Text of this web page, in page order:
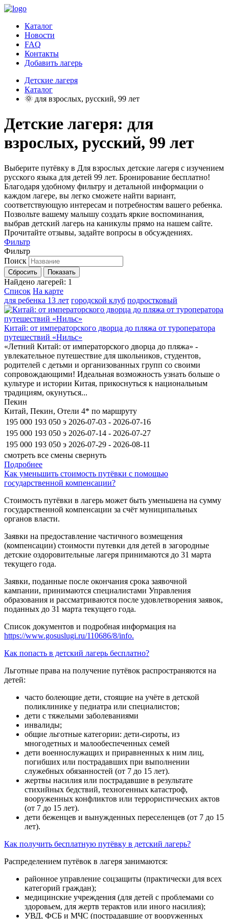
Каталог
Новости
FAQ
Контакты
Добавить лагерь
Детские лагеря
Каталог
🌞 для взрослых, русский, 99 лет
Детские лагеря: для
взрослых, русский, 99 лет
Выберите путёвку в Для взрослых детские лагеря с изучением
русского языка для детей 99 лет. Бронирование бесплатно!
Благодаря удобному фильтру и детальной информации о
каждом лагере, вы легко сможете найти вариант,
соответствующую интересам и потребностям вашего ребенка.
Позвольте вашему малышу создать яркие воспоминания,
выбрав детский лагерь на каникулы прямо на нашем сайте.
Прочитайте отзывы, задайте вопросы в обсуждениях.
Фильтр
Фильтр
Поиск
Сбросить Показать
Найдено лагерей: 1
Список На карте
для ребенка 13 лет городской клуб подростковый
Китай: от императорского дворца до пляжа от туроператора
путешествий «Нильс»
«Летний Китай: от императорского дворца до пляжа» -
увлекательное путешествие для школьников, студентов,
родителей с детьми и организованных групп со своими
сопровождающими! Идеальная возможность узнать больше о
культуре и истории Китая, прикоснуться к национальным
традициям, окунуться...
Пекин
Китай, Пекин, Отели 4* по маршруту
195 000 193 050 э 2026-07-03 - 2026-07-16
195 000 193 050 э 2026-07-14 - 2026-07-27
195 000 193 050 э 2026-07-29 - 2026-08-11
смотреть все смены свернуть
Подробнее
Как уменьшить стоимость путёвки с помощью
государственной компенсации?
Стоимость путёвки в лагерь может быть уменьшена на сумму
государственной компенсации за счёт муниципальных
органов власти.
Заявки на предоставление частичного возмещения
(компенсации) стоимости путевки для детей в загородные
детские оздоровительные лагеря принимаются до 31 марта
текущего года.
Заявки, поданные после окончания срока заявочной
кампании, принимаются специалистами Управления
образования и рассматриваются после удовлетворения заявок,
поданных до 31 марта текущего года.
Список документов и подробная информация на
https://www.gosuslugi.ru/110686/8/info.
Как попасть в детский лагерь бесплатно?
Льготные права на получение путёвок распространяются на
детей:
часто болеющие дети, стоящие на учёте в детской
поликлинике у педиатра или специалистов;
дети с тяжелыми заболеваниями
инвалиды;
общие льготные категории: дети-сироты, из
многодетных и малообеспеченных семей
дети военнослужащих и приравненных к ним лиц,
погибших или пострадавших при выполнении
служебных обязанностей (от 7 до 15 лет).
жертвы насилия или пострадавшие в результате
стихийных бедствий, техногенных катастроф,
вооруженных конфликтов или террористических актов
(от 7 до 15 лет).
дети беженцев и вынужденных переселенцев (от 7 до 15
лет).
Как получить бесплатную путёвку в детский лагерь?
Распределением путёвок в лагеря занимаются:
районное управление соцзащиты (практически для всех
категорий граждан);
медицинские учреждения (для детей с проблемами со
здоровьем, для жертв терактов или иного насилия);
УВД, ФСБ и МЧС (пострадавшие от вооруженных